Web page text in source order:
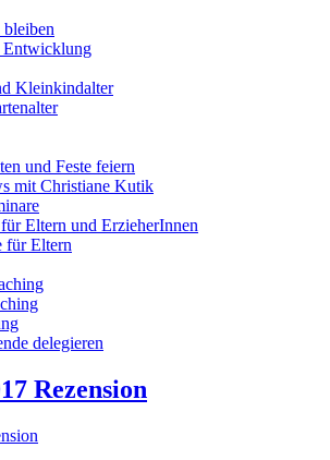
bleiben
Entwicklung
Kleinkindalter
und Feste feiern
mit Christiane Kutik
Eltern und ErzieherInnen
für Eltern
delegieren
Rezension